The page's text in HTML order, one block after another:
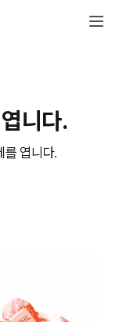
니다.
를 엽니다.